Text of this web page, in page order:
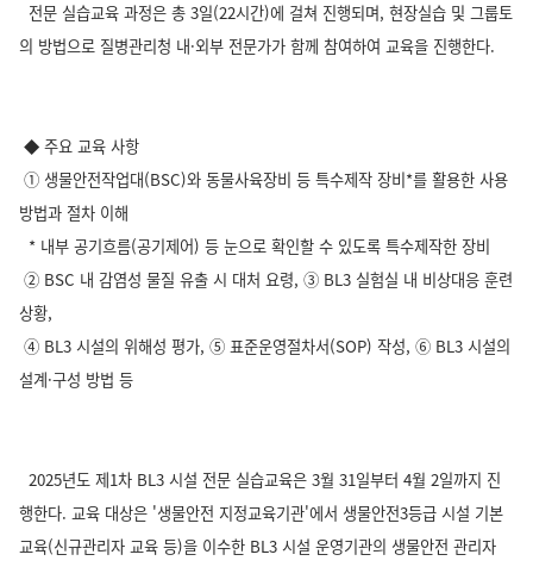
전문 실습교육 과정은 총 3일(22시간)에 걸쳐 진행되며, 현장실습 및 그룹토
의 방법으로 질병관리청 내·외부 전문가가 함께 참여하여 교육을 진행한다.
◆ 주요 교육 사항
① 생물안전작업대(BSC)와 동물사육장비 등 특수제작 장비*를 활용한 사용
방법과 절차 이해
* 내부 공기흐름(공기제어) 등 눈으로 확인할 수 있도록 특수제작한 장비
② BSC 내 감염성 물질 유출 시 대처 요령, ③ BL3 실험실 내 비상대응 훈련
상황,
④ BL3 시설의 위해성 평가, ⑤ 표준운영절차서(SOP) 작성, ⑥ BL3 시설의
설계·구성 방법 등
2025년도 제1차 BL3 시설 전문 실습교육은 3월 31일부터 4월 2일까지 진
행한다. 교육 대상은 '생물안전 지정교육기관'에서 생물안전3등급 시설 기본
교육(신규관리자 교육 등)을 이수한 BL3 시설 운영기관의 생물안전 관리자